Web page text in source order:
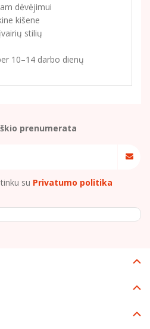
dėvėjimui
kišene
stilių
10–14 darbo dienų
prenumerata
su Privatumo politika